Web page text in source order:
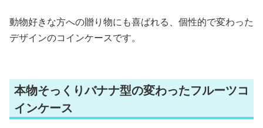
動物好きな方への贈り物にも喜ばれる、個性的で変わった
デザインのコインケースです。
本物そっくりバナナ型の変わったフルーツコ
インケース